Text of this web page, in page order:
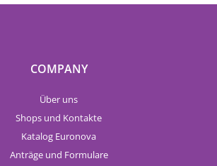
COMPANY
Über uns
Shops und Kontakte
Katalog Euronova
Anträge und Formulare